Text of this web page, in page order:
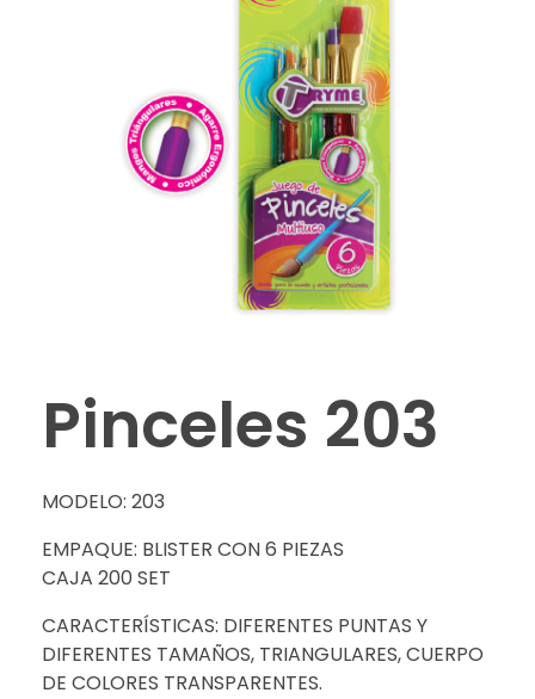
Pinceles 203
MODELO: 203
EMPAQUE: BLISTER CON 6 PIEZAS
CAJA 200 SET
CARACTERÍSTICAS: DIFERENTES PUNTAS Y
DIFERENTES TAMAÑOS, TRIANGULARES, CUERPO
DE COLORES TRANSPARENTES.